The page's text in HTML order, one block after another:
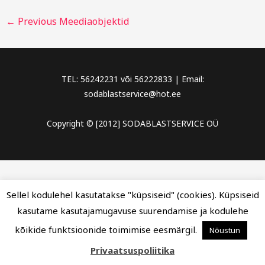
← Previous Meediaobjektid
TEL: 56242231 või 56222833 | Email:
sodablastservice@hot.ee
Copyright © [2012] SODABLASTSERVICE OÜ
Sellel kodulehel kasutatakse "küpsiseid" (cookies). Küpsiseid
kasutame kasutajamugavuse suurendamise ja kodulehe
kõikide funktsioonide toimimise eesmärgil.
Nõustun
Privaatsuspoliitika